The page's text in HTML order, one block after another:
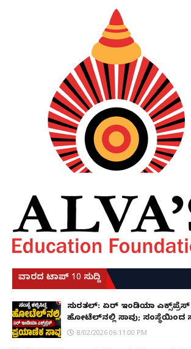
ವಾರದ ಟಾಪ್ 10 ಸುದ್ದಿ
ಸುರತ್ಕಲ್: ಏರ್ ಇಂಡಿಯಾ
ಹೋಟೆಲ್‌ನಲ್ಲಿ ಸಾವು; ಸಂಸ್ಥೆಯಿಂದ
8/02/2026 06:11:00 PM